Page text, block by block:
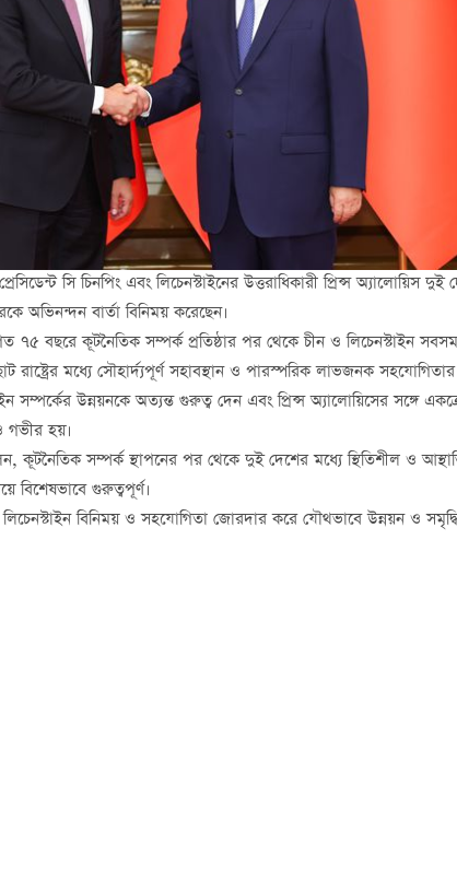
সি চিনপিং এবং লিচেনস্টাইনের উত্তরাধিকারী প্রিন্স অ্যালোয়িস
অভিনন্দন বার্তা বিনিময় করেছেন।
৭৫ বছরে কূটনৈতিক সম্পর্ক প্রতিষ্ঠার পর থেকে চীন ও লিচেনস্টাইন
মধ্যে সৌহার্দ্যপূর্ণ সহাবস্থান ও পারস্পরিক লাভজনক সহযোগিতার
সম্পর্কের উন্নয়নকে অত্যন্ত গুরুত্ব দেন এবং প্রিন্স অ্যালোয়িসের সঙ্গে
গভীর হয়।
কূটনৈতিক সম্পর্ক স্থাপনের পর থেকে দুই দেশের মধ্যে স্থিতিশীল ও
বিশেষভাবে গুরুত্বপূর্ণ।
বিনিময় ও সহযোগিতা জোরদার করে যৌথভাবে উন্নয়ন ও